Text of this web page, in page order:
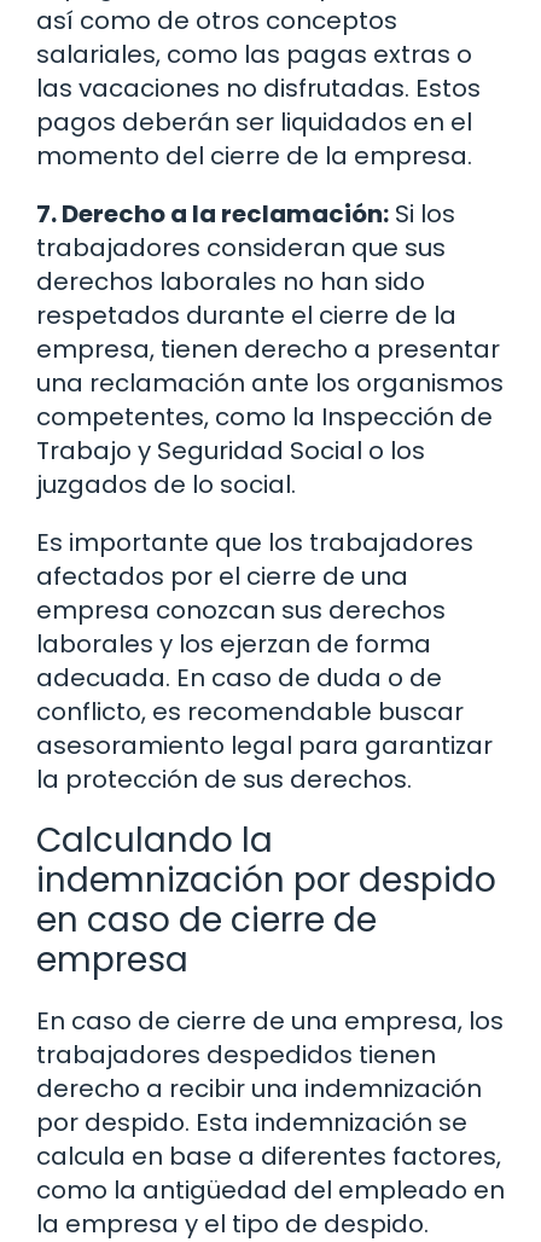
así como de otros conceptos
salariales, como las pagas extras o
las vacaciones no disfrutadas. Estos
pagos deberán ser liquidados en el
momento del cierre de la empresa.
7. Derecho a la reclamación: Si los
trabajadores consideran que sus
derechos laborales no han sido
respetados durante el cierre de la
empresa, tienen derecho a presentar
una reclamación ante los organismos
competentes, como la Inspección de
Trabajo y Seguridad Social o los
juzgados de lo social.
Es importante que los trabajadores
afectados por el cierre de una
empresa conozcan sus derechos
laborales y los ejerzan de forma
adecuada. En caso de duda o de
conflicto, es recomendable buscar
asesoramiento legal para garantizar
la protección de sus derechos.
Calculando la
indemnización por despido
en caso de cierre de
empresa
En caso de cierre de una empresa, los
trabajadores despedidos tienen
derecho a recibir una indemnización
por despido. Esta indemnización se
calcula en base a diferentes factores,
como la antigüedad del empleado en
la empresa y el tipo de despido.